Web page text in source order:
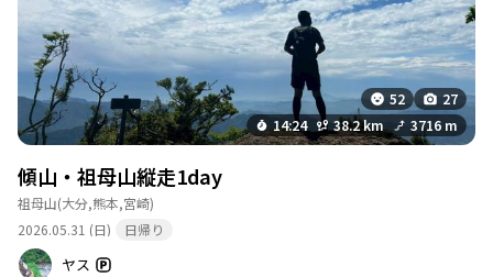
母と縦走の醍醐味を楽しみながら進めた 古祖母からは🦌の被害で
木々が枯れて、 日差しを浴びると体力を消耗 ヘロヘロで祖母山に
登頂 山小屋は無人 ゆっくりできて爆睡 DAY2 朝目覚めると6:00過
ぎてる 7:30スタート ザックがずいぶん軽くなった。 昨日から山に
入りまだ人に会っていない 🦌にはずいぶん遭遇しているのに！ 大
障子付近は修験の領域で危険地帯を慎重に進む その後下りで膝痛
に耐えて健男神社までゆっくり歩く。 最後のロードは快調に歩き
ボッチ・縦走達成！ 🎊 YB100キロウォーク 抽選に外れた 落選
ガーン😨
52
27
14:24
38.2 km 3716 m
傾山・祖母山縦走1day
祖母山(大分,熊本,宮崎)
2026.05.31 (日)
日帰り
ヤス